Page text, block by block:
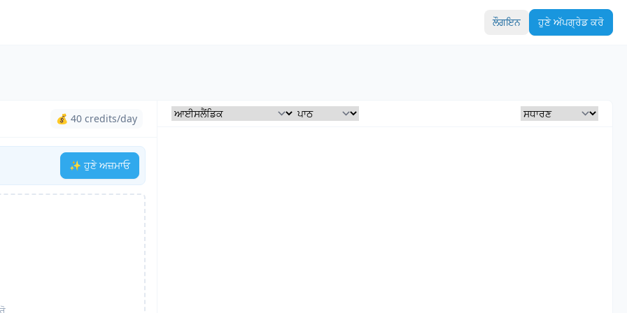
ਲੌਗਇਨ ਹੁਣੇ ਅੱਪਗ੍ਰੇਡ ਕਰੋ
💰 40 credits/day
✨ ਹੁਣੇ ਅਜ਼ਮਾਓ